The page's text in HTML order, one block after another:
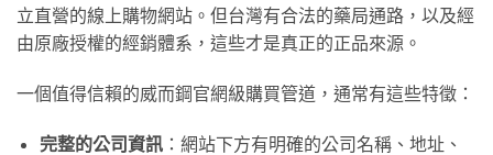
立直營的線上購物網站。但台灣有合法的藥局通路，以及經
由原廠授權的經銷體系，這些才是真正的正品來源。
一個值得信賴的威而鋼官網級購買管道，通常有這些特徵：
完整的公司資訊：網站下方有明確的公司名稱、地址、